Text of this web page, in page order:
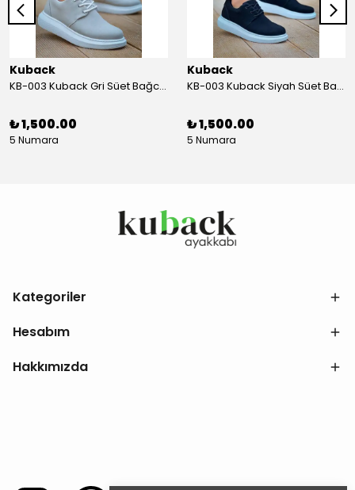
Kuback
KB-003 Kuback Gri Süet Bağcıklı Günlük Erkek Ayakkabı
₺ 1,500.00
5 Numara
Kuback
KB-003 Kuback Siyah Süet Bağcıklı Günlük Erkek Ayakkabı
₺ 1,500.00
5 Numara
Kategoriler
Hesabım
Hakkımızda